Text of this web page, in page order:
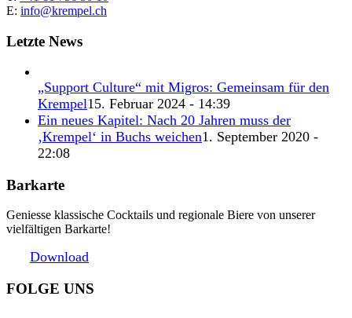
E: info@krempel.ch
Letzte News
„Support Culture“ mit Migros: Gemeinsam für den
Krempel15. Februar 2024 - 14:39
Ein neues Kapitel: Nach 20 Jahren muss der
‚Krempel‘ in Buchs weichen1. September 2020 -
22:08
Barkarte
Geniesse klassische Cocktails und regionale Biere von unserer
vielfältigen Barkarte!
Download
FOLGE UNS